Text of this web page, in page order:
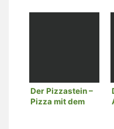
Der Pizzastein –
Pizza mit dem